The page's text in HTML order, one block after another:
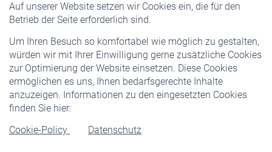
Auf unserer Website setzen wir Cookies ein, die für den
Betrieb der Seite erforderlich sind.
Um Ihren Besuch so komfortabel wie möglich zu gestalten,
würden wir mit Ihrer Einwilligung gerne zusätzliche Cookies
zur Optimierung der Website einsetzen. Diese Cookies
ermöglichen es uns, Ihnen bedarfsgerechte Inhalte
anzuzeigen. Informationen zu den eingesetzten Cookies
finden Sie hier:
Cookie-Policy
Datenschutz
Pflichtversicherung
Staatliche Förderung
Veranstaltungen
Rentner
Rentenbeginn
Rente beantragen